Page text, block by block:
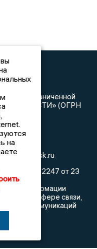
| СИ
с ограниченной
НОВОСТИ» (ОГРН
№ ФС77-82247 от 23
информации
в сфере связи,
коммуникаций
на